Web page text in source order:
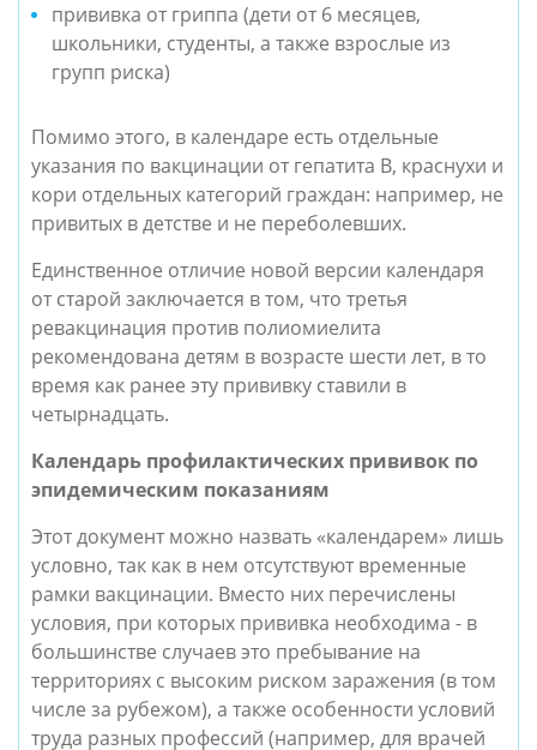
прививка от гриппа (дети от 6 месяцев,
школьники, студенты, а также взрослые из
групп риска)
Помимо этого, в календаре есть отдельные
указания по вакцинации от гепатита В, краснухи и
кори отдельных категорий граждан: например, не
привитых в детстве и не переболевших.
Единственное отличие новой версии календаря
от старой заключается в том, что третья
ревакцинация против полиомиелита
рекомендована детям в возрасте шести лет, в то
время как ранее эту прививку ставили в
четырнадцать.
Календарь профилактических прививок по
эпидемическим показаниям
Этот документ можно назвать «календарем» лишь
условно, так как в нем отсутствуют временные
рамки вакцинации. Вместо них перечислены
условия, при которых прививка необходима - в
большинстве случаев это пребывание на
территориях с высоким риском заражения (в том
числе за рубежом), а также особенности условий
труда разных профессий (например, для врачей